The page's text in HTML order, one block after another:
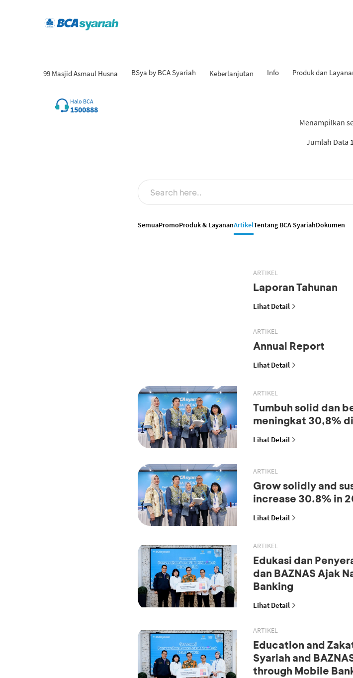
99 Masjid Asmaul Husna BSya by BCA Syariah Keberlanjutan Info Produk dan
Halo BCA
1500888
Menampilkan
Jumlah Data
SemuaPromoProduk & LayananArtikelTentang BCA SyariahDokumen
ARTIKEL
Laporan Tahunan
Lihat Detail
ARTIKEL
Annual Report
Lihat Detail
ARTIKEL
Tumbuh solid dan
meningkat 30,8%
Lihat Detail
ARTIKEL
Grow solidly and
increase 30.8% in
Lihat Detail
ARTIKEL
Edukasi dan
dan BAZNAS Ajak
Banking
Lihat Detail
ARTIKEL
Education and
Syariah and
through Mobile